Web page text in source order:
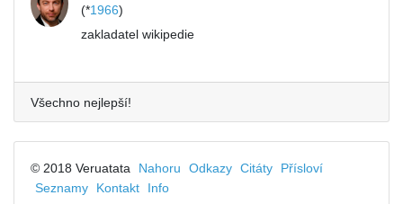
(*1966)
zakladatel wikipedie
Všechno nejlepší!
© 2018 Veruatata Nahoru Odkazy Citáty
Přísloví
Seznamy
Kontakt Info